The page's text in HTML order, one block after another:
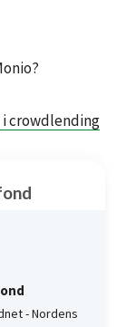
crowdlending
- Nordens